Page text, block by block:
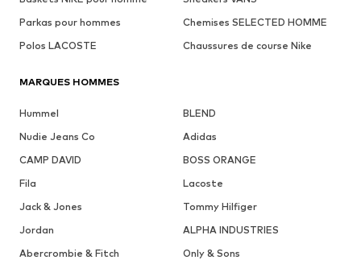
Parkas pour hommes
Chemises SELECTED HOMME
Polos LACOSTE
Chaussures de course Nike
MARQUES HOMMES
Hummel
BLEND
Nudie Jeans Co
Adidas
CAMP DAVID
BOSS ORANGE
Fila
Lacoste
Jack & Jones
Tommy Hilfiger
Jordan
ALPHA INDUSTRIES
Abercrombie & Fitch
Only & Sons